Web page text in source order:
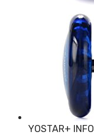
YOSTAR+ INFO